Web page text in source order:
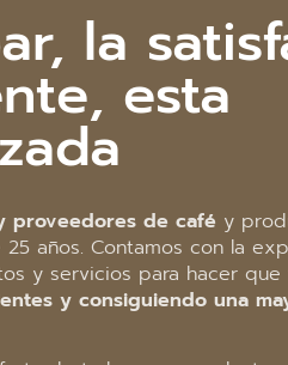
la
esta
proveedores de café y
años. Contamos con la
y servicios para hacer
y consiguiendo una